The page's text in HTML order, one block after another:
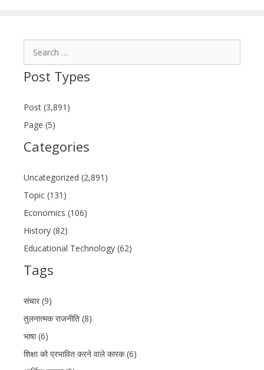
Post Types
Post (3,891)
Page (5)
Categories
Uncategorized (2,891)
Topic (131)
Economics (106)
History (82)
Educational Technology (62)
Tags
संचार (9)
तुलनात्मक राजनीति (8)
भाषा (6)
शिक्षा को प्रभावित करने वाले कारक (6)